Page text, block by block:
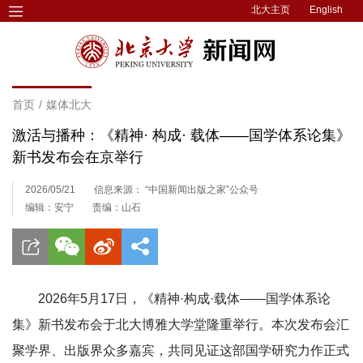
北大主页 English
首页 / 媒体北大
激活与播种：《精神· 构成· 载体——国学体系论集》
新书发布会在京举行
2026/05/21
信息来源： “中国新闻出版之家”公众号
编辑：安宁
责编：山石
2026年5月17日，《精神·构成·载体——国学体系论
集》新书发布会于北大博雅大学堂隆重举行。本次发布会汇
聚学界、出版界众多嘉宾，共同见证这部国学研究力作正式